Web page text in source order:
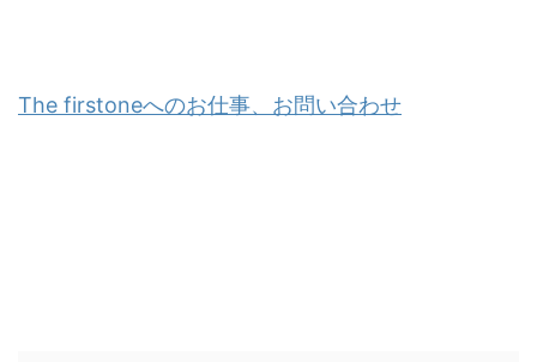
The firstoneへのお仕事、お問い合わせ